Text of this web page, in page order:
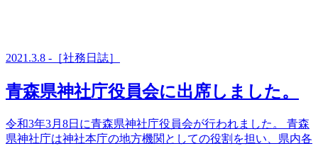
2021.3.8 -［社務日誌］
青森県神社庁役員会に出席しました。
令和3年3月8日に青森県神社庁役員会が行われました。 青森
県神社庁は神社本庁の地方機関としての役割を担い、県内各